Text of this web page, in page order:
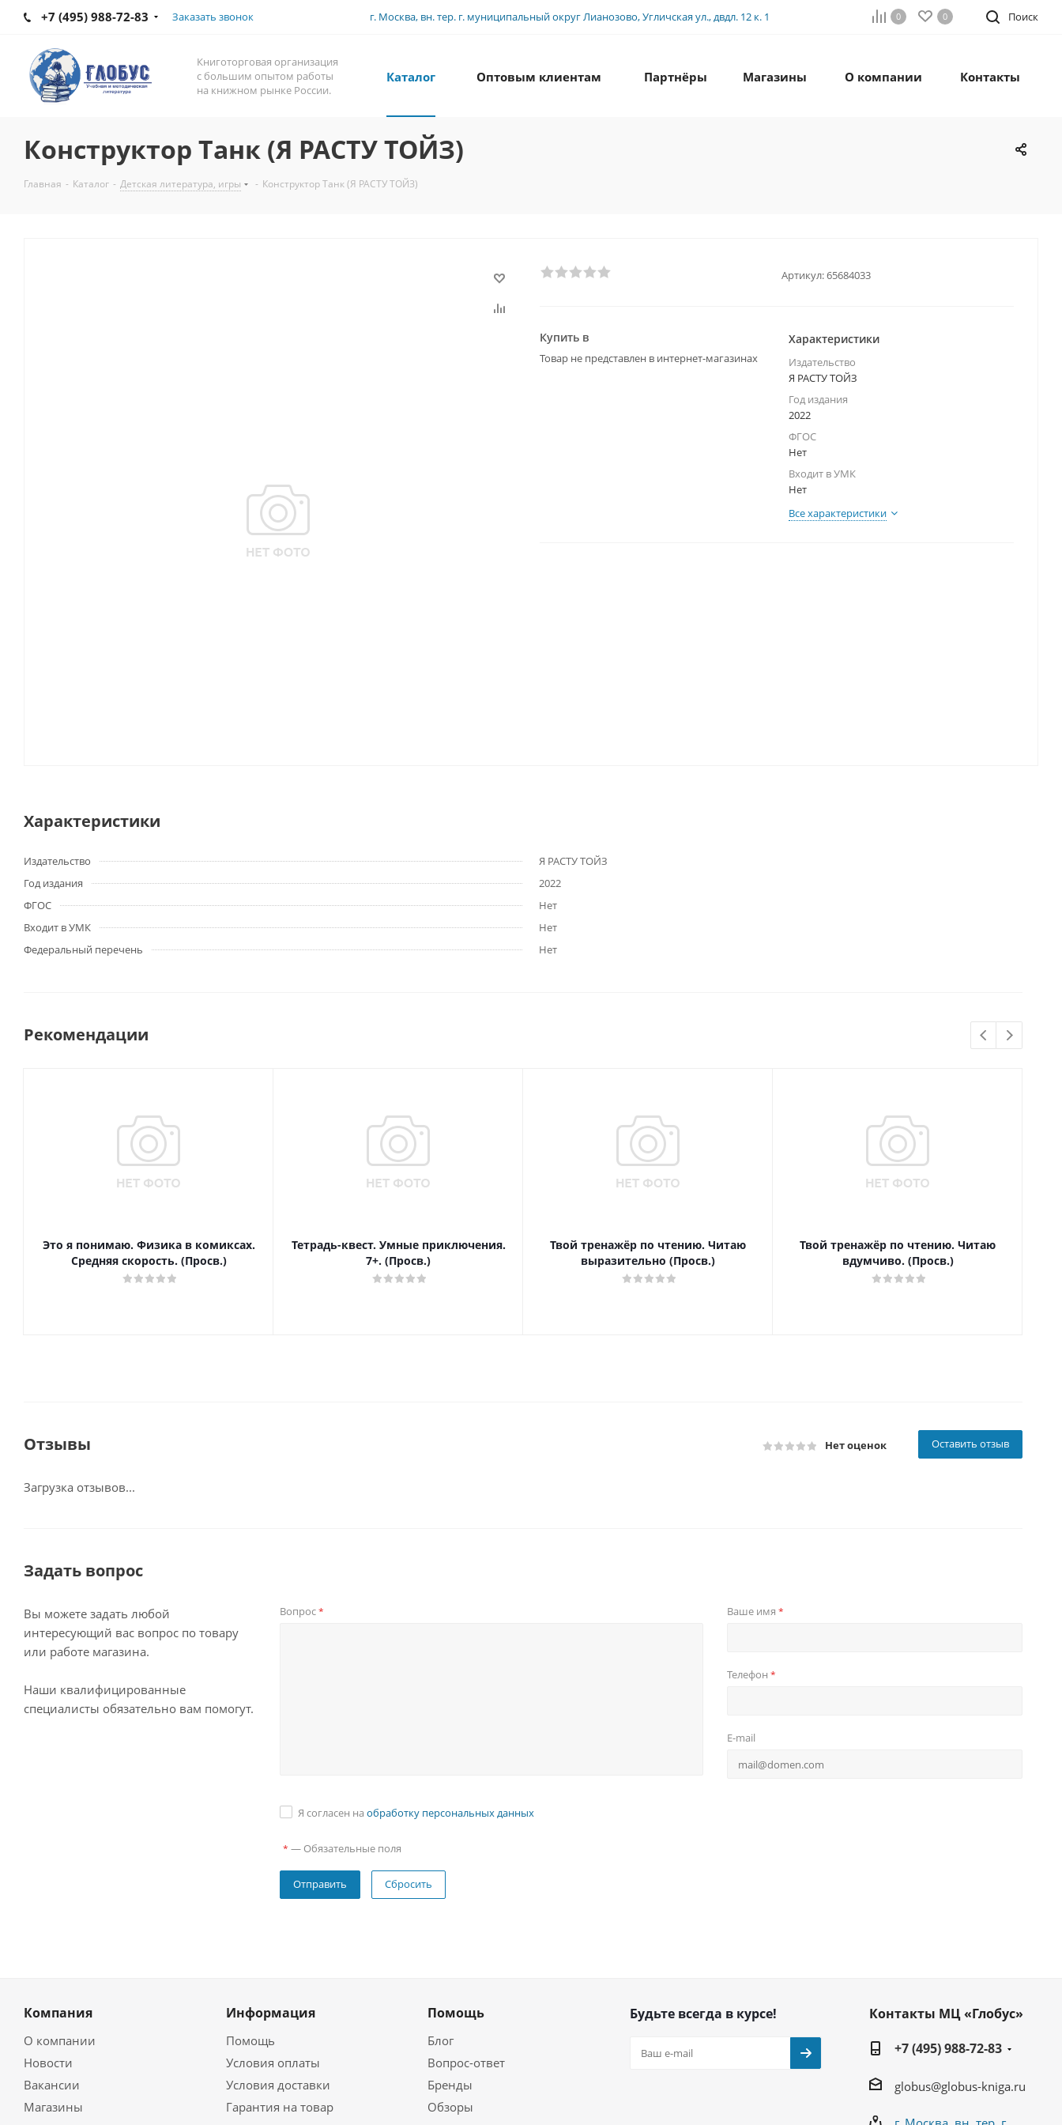
+7 (495) 988-72-83 Заказать звонок г. Москва, вн. тер. г. муниципальный округ Лианозово, Угличская ул., двдл. 12 к. 1 Поиск
0 0
Книготорговая организация
с большим опытом работы
на книжном рынке России.
Каталог Оптовым клиентам Партнёры Магазины О компании Контакты
Конструктор Танк (Я РАСТУ ТОЙЗ)
Главная - Каталог - Детская литература, игры - Конструктор Танк (Я РАСТУ ТОЙЗ)
Артикул:65684033
Купить в
Товар не представлен в интернет-магазинах
Характеристики
Издательство
Я РАСТУ ТОЙЗ
Год издания
2022
ФГОС
Нет
Входит в УМК
Нет
Все характеристики
Характеристики
Издательство
Я РАСТУ ТОЙЗ
Год издания
2022
ФГОС
Нет
Входит в УМК
Нет
Федеральный перечень
Нет
Рекомендации
Это я понимаю. Физика в комиксах.
Средняя скорость. (Просв.)
Тетрадь-квест. Умные приключения.
7+. (Просв.)
Твой тренажёр по чтению. Читаю
выразительно (Просв.)
Твой тренажёр по чтению. Читаю
вдумчиво. (Просв.)
Отзывы Нет оценок Оставить отзыв
Загрузка отзывов...
Задать вопрос
Вы можете задать любой
интересующий вас вопрос по товару
или работе магазина.
Наши квалифицированные
специалисты обязательно вам помогут.
Вопрос* Ваше имя *
Телефон *
E-mail
Я согласен на обработку персональных данных
* — Обязательные поля
Сбросить
Компания
О компании
Новости
Вакансии
Магазины
Информация
Помощь
Условия оплаты
Условия доставки
Гарантия на товар
Помощь
Блог
Вопрос-ответ
Бренды
Обзоры
Будьте всегда в курсе!
Контакты МЦ «Глобус»
+7 (495) 988-72-83
globus@globus-kniga.ru